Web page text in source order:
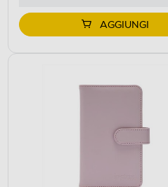
AGGIUNGI